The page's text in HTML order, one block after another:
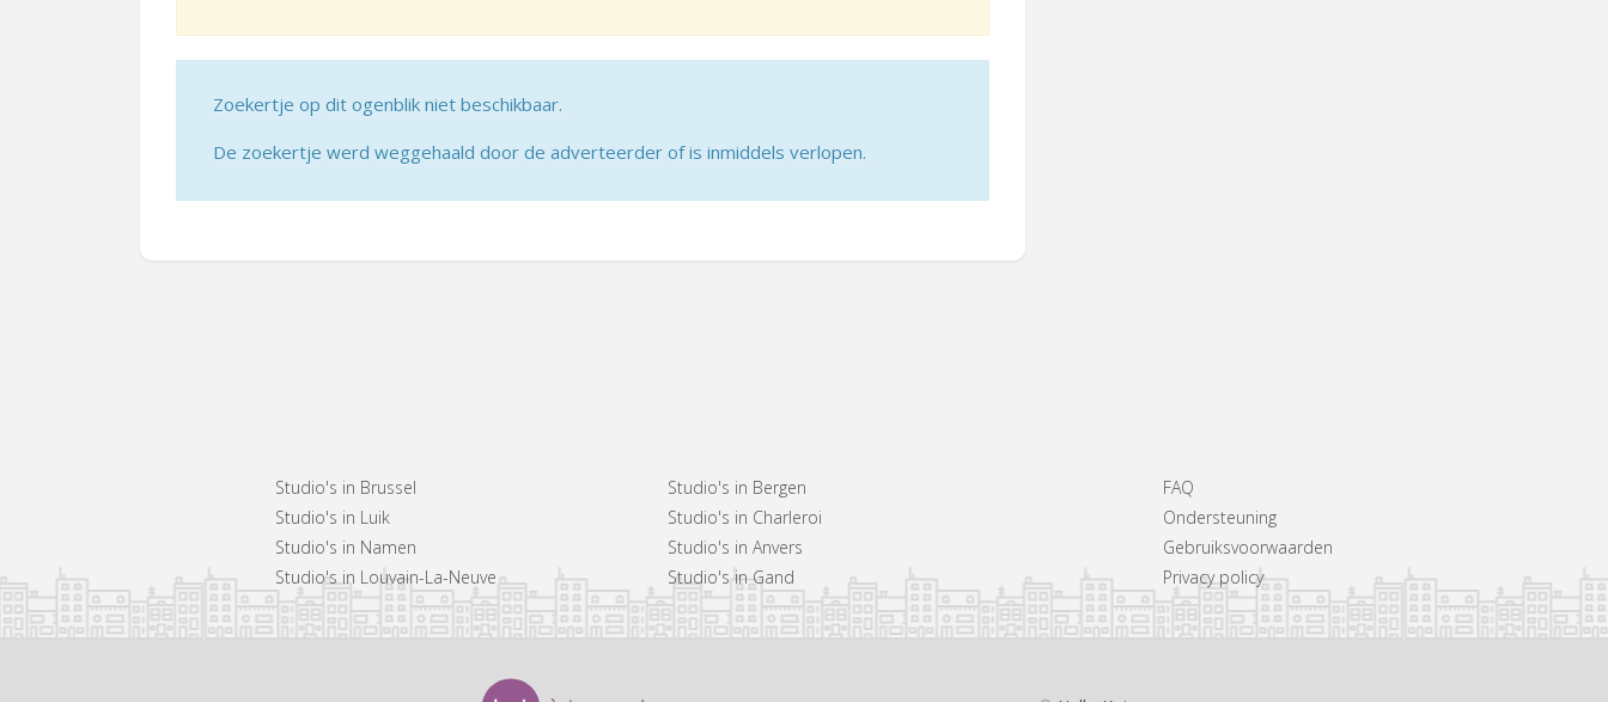
Zoekertje op dit ogenblik niet beschikbaar.
De zoekertje werd weggehaald door de adverteerder of is inmiddels verlopen.
Studio's in Brussel
Studio's in Luik
Studio's in Namen
Studio's in Louvain-La-Neuve
Studio's in Bergen
Studio's in Charleroi
Studio's in Anvers
Studio's in Gand
FAQ
Ondersteuning
Gebruiksvoorwaarden
Privacy policy